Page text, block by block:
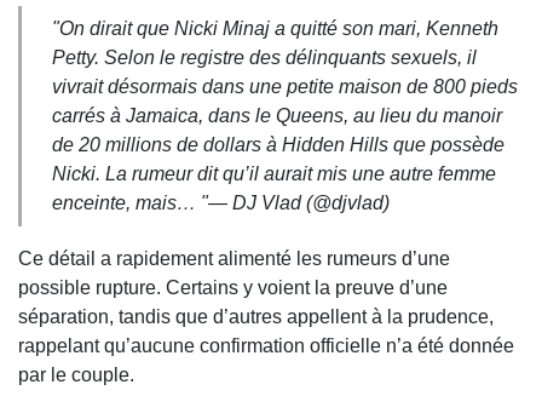
"On dirait que Nicki Minaj a quitté son mari, Kenneth
Petty. Selon le registre des délinquants sexuels, il
vivrait désormais dans une petite maison de 800 pieds
carrés à Jamaica, dans le Queens, au lieu du manoir
de 20 millions de dollars à Hidden Hills que possède
Nicki. La rumeur dit qu’il aurait mis une autre femme
enceinte, mais… "— DJ Vlad (@djvlad)
Ce détail a rapidement alimenté les rumeurs d’une
possible rupture. Certains y voient la preuve d’une
séparation, tandis que d’autres appellent à la prudence,
rappelant qu’aucune confirmation officielle n’a été donnée
par le couple.